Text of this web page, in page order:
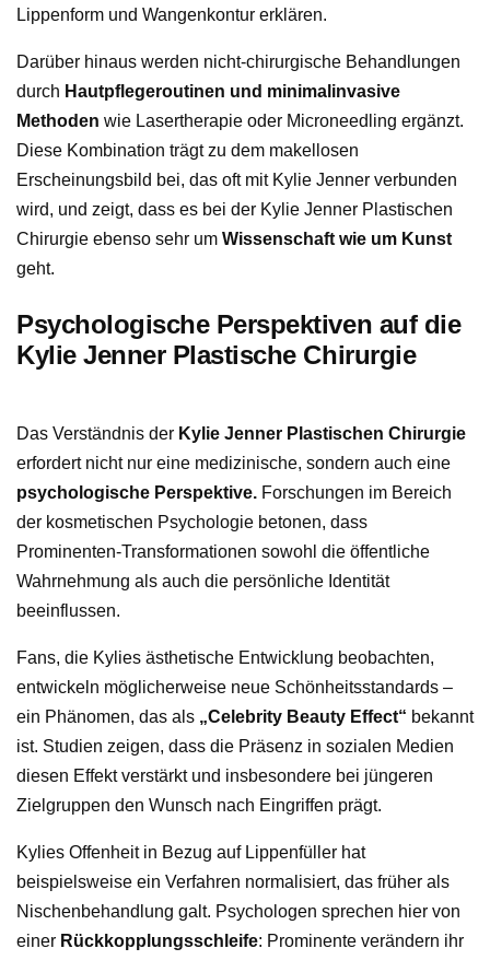
Lippenform und Wangenkontur erklären.
Darüber hinaus werden nicht-chirurgische Behandlungen
durch Hautpflegeroutinen und minimalinvasive
Methoden wie Lasertherapie oder Microneedling ergänzt.
Diese Kombination trägt zu dem makellosen
Erscheinungsbild bei, das oft mit Kylie Jenner verbunden
wird, und zeigt, dass es bei der Kylie Jenner Plastischen
Chirurgie ebenso sehr um Wissenschaft wie um Kunst
geht.
Psychologische Perspektiven auf die
Kylie Jenner Plastische Chirurgie
Das Verständnis der Kylie Jenner Plastischen Chirurgie
erfordert nicht nur eine medizinische, sondern auch eine
psychologische Perspektive. Forschungen im Bereich
der kosmetischen Psychologie betonen, dass
Prominenten-Transformationen sowohl die öffentliche
Wahrnehmung als auch die persönliche Identität
beeinflussen.
Fans, die Kylies ästhetische Entwicklung beobachten,
entwickeln möglicherweise neue Schönheitsstandards –
ein Phänomen, das als „Celebrity Beauty Effect“ bekannt
ist. Studien zeigen, dass die Präsenz in sozialen Medien
diesen Effekt verstärkt und insbesondere bei jüngeren
Zielgruppen den Wunsch nach Eingriffen prägt.
Kylies Offenheit in Bezug auf Lippenfüller hat
beispielsweise ein Verfahren normalisiert, das früher als
Nischenbehandlung galt. Psychologen sprechen hier von
einer Rückkopplungsschleife: Prominente verändern ihr